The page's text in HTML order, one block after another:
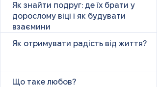
Як знайти подруг: де їх брати у
дорослому віці і як будувати
взаємини
Як отримувати радість від життя?
Що таке любов?